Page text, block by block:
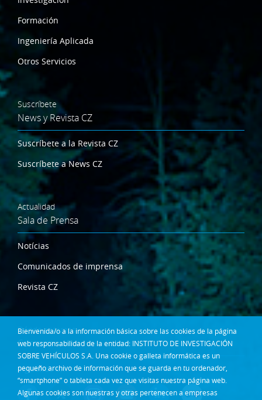
Bienvenida/o a la información básica sobre las cookies de la página
web responsabilidad de la entidad: INSTITUTO DE INVESTIGACIÓN
SOBRE VEHÍCULOS S.A. Una cookie o galleta informática es un
pequeño archivo de información que se guarda en tu ordenador,
“smartphone” o tableta cada vez que visitas nuestra página web.
Algunas cookies son nuestras y otras pertenecen a empresas
Formación
Ingeniería Aplicada
Otros Servicios
Suscríbete
News y Revista CZ
Suscríbete a la Revista CZ
Suscríbete a News CZ
Actualidad
Sala de Prensa
Notícias
Comunicados de imprensa
Revista CZ
Dónde estamos
Contacta
Síguenos en: